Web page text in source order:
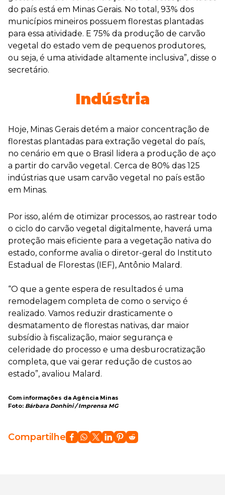
do país está em Minas Gerais. No total, 93% dos
municípios mineiros possuem florestas plantadas
para essa atividade. E 75% da produção de carvão
vegetal do estado vem de pequenos produtores,
ou seja, é uma atividade altamente inclusiva”, disse o
secretário.
Indústria
Hoje, Minas Gerais detém a maior concentração de
florestas plantadas para extração vegetal do país,
no cenário em que o Brasil lidera a produção de aço
a partir do carvão vegetal. Cerca de 80% das 125
indústrias que usam carvão vegetal no país estão
em Minas.
Por isso, além de otimizar processos, ao rastrear todo
o ciclo do carvão vegetal digitalmente, haverá uma
proteção mais eficiente para a vegetação nativa do
estado, conforme avalia o diretor-geral do Instituto
Estadual de Florestas (IEF), Antônio Malard.
“O que a gente espera de resultados é uma
remodelagem completa de como o serviço é
realizado. Vamos reduzir drasticamente o
desmatamento de florestas nativas, dar maior
subsídio à fiscalização, maior segurança e
celeridade do processo e uma desburocratização
completa, que vai gerar redução de custos ao
estado”, avaliou Malard.
Com informações da Agência Minas
Foto: Bárbara Donhini / Imprensa MG
Compartilhe